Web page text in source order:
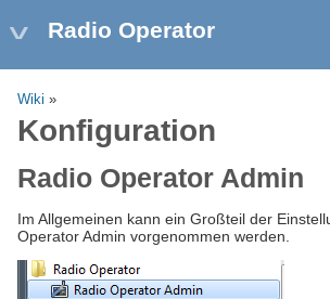
Radio Operator
Wiki »
Konfiguration
Radio Operator Admin
Im Allgemeinen kann ein Großteil der
Operator Admin vorgenommen werden.